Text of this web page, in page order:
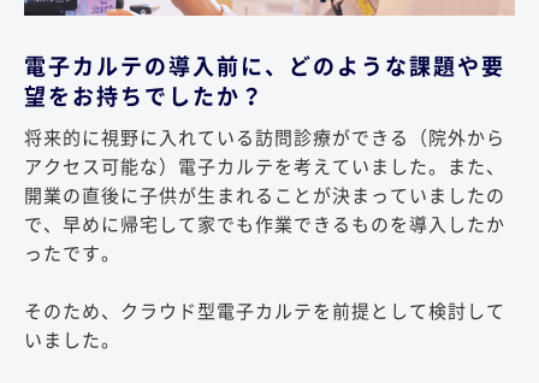
電子カルテの導入前に、どのような課題や要
望をお持ちでしたか？
将来的に視野に入れている訪問診療ができる（院外から
アクセス可能な）電子カルテを考えていました。また、
開業の直後に子供が生まれることが決まっていましたの
で、早めに帰宅して家でも作業できるものを導入したか
ったです。
そのため、クラウド型電子カルテを前提として検討して
いました。